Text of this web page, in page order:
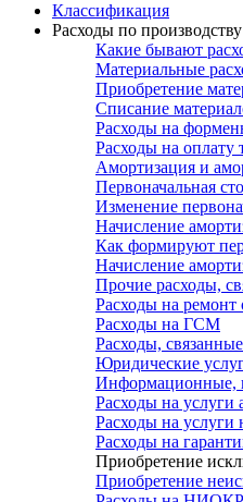
Классификация
Расходы по
Какие бывают
Материальные
Приобретение
Списание
Расходы на
Расходы на оплату
Амортизация и
Первоначальная
Изменение
Начисление
Как формируют
Начисление
Прочие расходы,
Расходы на ремонт
Расходы на ГСМ
Расходы,
Юридические
Информационные,
Расходы на услуги
Расходы на услуги
Расходы на
Приобретение
Приобретение